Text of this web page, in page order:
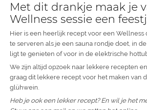
Met dit drankje maak je
Wellness sessie een
Hier is een heerlijk recept voor een Wellness
te serveren als je een sauna rondje doet, in
ligt te genieten of voor in de elektrische
We zijn altijd opzoek naar lekkere recepten
graag dit lekkere recept voor het maken van
glühwein.
Heb je ook een lekker recept? En wil je het